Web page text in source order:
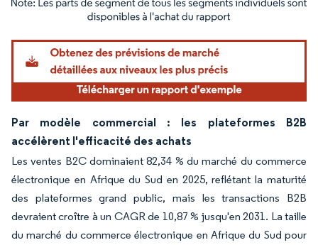
Image © Mordor Intelligence. La réutilisation nécessite une attribution sous CC BY
Par modèle commercial : les plateformes B2B
accélèrent l'efficacité des achats
Les ventes B2C dominaient 82,34 % du marché du commerce
électronique en Afrique du Sud en 2025, reflétant la maturité
des plateformes grand public, mais les transactions B2B
devraient croître à un CAGR de 10,87 % jusqu'en 2031. La taille
du marché du commerce électronique en Afrique du Sud pour